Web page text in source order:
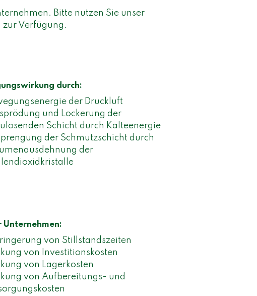
Bitte nutzen Sie unser
Verfügung.
durch:
der Druckluft
und Lockerung der
Schicht durch Kälteenergie
der Schmutzschicht durch
der
Unternehmen:
von Stillstandszeiten
von Investitionskosten
von Lagerkosten
von Aufbereitungs- und